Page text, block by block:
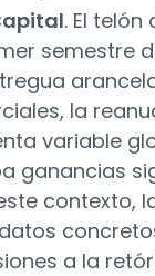
. El
semestre
la
variable
ganancias
contexto,
a la